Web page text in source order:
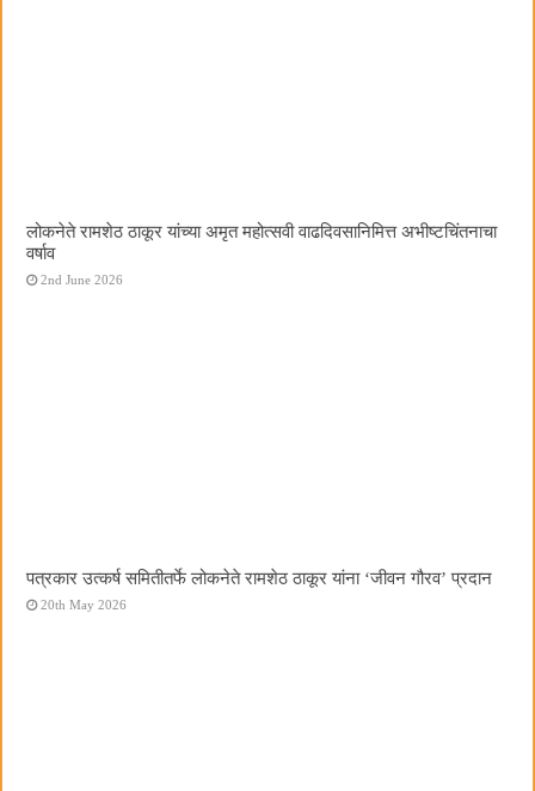
लोकनेते रामशेठ ठाकूर यांच्या अमृत महोत्सवी वाढदिवसानिमित्त अभीष्टचिंतनाचा
वर्षाव
2nd June 2026
पत्रकार उत्कर्ष समितीतर्फे लोकनेते रामशेठ ठाकूर यांना ‌‘जीवन गौरव‌’ प्रदान
20th May 2026